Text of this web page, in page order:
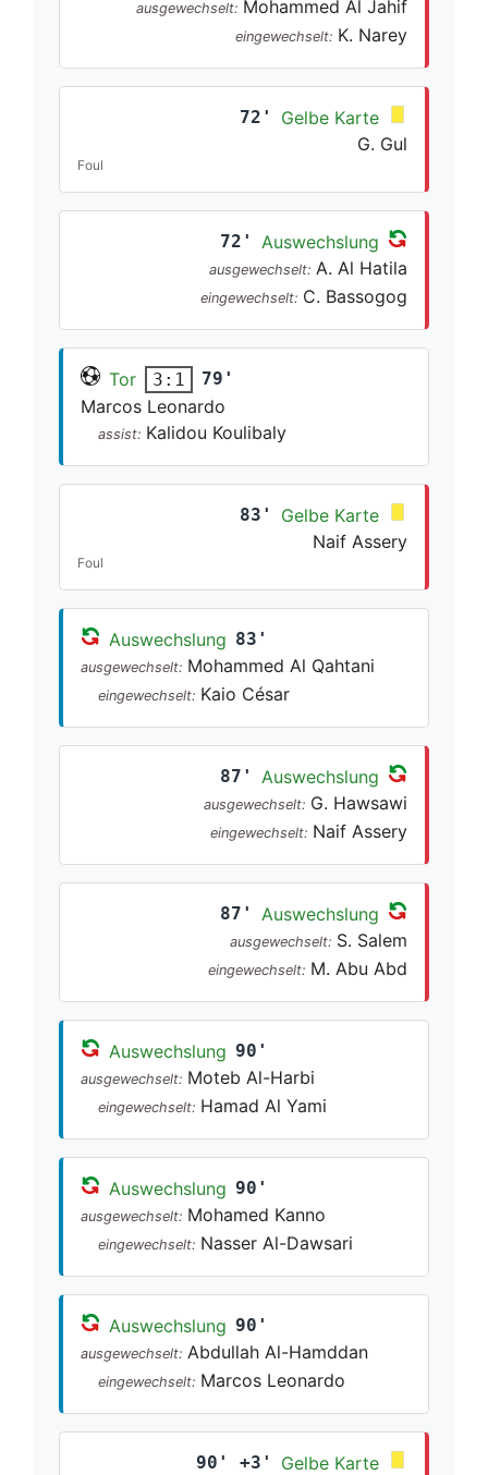
ausgewechselt: Mohammed Al Jahif
eingewechselt: K. Narey
72'
Gelbe Karte
G. Gul
Foul
72' Auswechslung
ausgewechselt: A. Al Hatila
eingewechselt: C. Bassogog
Tor 3:1 79'
Marcos Leonardo
assist: Kalidou Koulibaly
83'
Gelbe Karte
Naif Assery
Foul
Auswechslung 83'
ausgewechselt: Mohammed Al Qahtani
eingewechselt: Kaio César
87' Auswechslung
ausgewechselt: G. Hawsawi
eingewechselt: Naif Assery
87' Auswechslung
ausgewechselt: S. Salem
eingewechselt: M. Abu Abd
Auswechslung 90'
ausgewechselt: Moteb Al-Harbi
eingewechselt: Hamad Al Yami
Auswechslung 90'
ausgewechselt: Mohamed Kanno
eingewechselt: Nasser Al-Dawsari
Auswechslung 90'
ausgewechselt: Abdullah Al-Hamddan
eingewechselt: Marcos Leonardo
90' +3'
Gelbe Karte